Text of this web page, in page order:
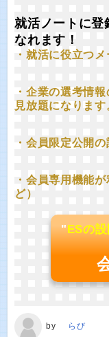
就活ノートに登
なれます！
・就活に役立つ
・企業の選考情
見放題になります
・会員限定公開
・会員専用機能
ど）
"ESの
by らび